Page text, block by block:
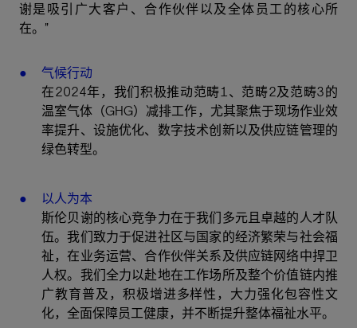
谢是吸引广大客户、合作伙伴以及全体员工的核心所
在。”
气候行动
在2024年，我们积极推动范畴1、范畴2及范畴3的
温室气体（GHG）减排工作，尤其聚焦于现场作业效
率提升、设施优化、数字技术创新以及供应链管理的
绿色转型。
以人为本
斯伦贝谢的核心竞争力在于我们多元且卓越的人才队
伍。我们致力于促进社区与国家的经济繁荣与社会福
祉，在业务运营、合作伙伴关系及供应链网络中捍卫
人权。我们全力以赴地在工作场所及整个价值链内推
广教育普及，积极增进多样性，大力强化包容性文
化，全面保障员工健康，并不断提升整体福祉水平。